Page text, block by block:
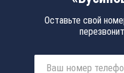
Оставьте свой